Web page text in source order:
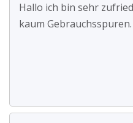
Hallo ich bin sehr
kaum Gebrauchsspuren.